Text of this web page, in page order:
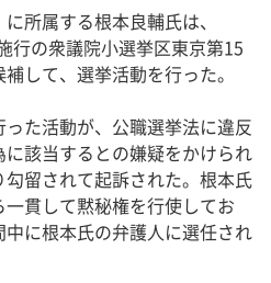
所属する根本良輔氏は、
行の衆議院小選挙区東京第15
して、選挙活動を行った。
た活動が、公職選挙法に違反
該当するとの嫌疑をかけられ
留されて起訴された。根本氏
貫して黙秘権を行使してお
に根本氏の弁護人に選任され